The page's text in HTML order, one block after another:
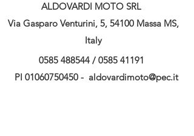
ALDOVARDI MOTO SRL
Via Gasparo Venturini, 5, 54100 Massa MS,
Italy
0585 488544 / 0585 41191
PI 01060750450 - aldovardimoto@pec.it